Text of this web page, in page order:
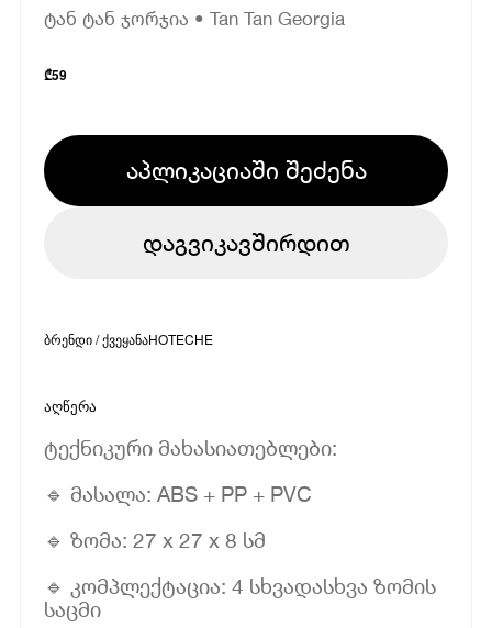
ტან ტან ჯორჯია • Tan Tan Georgia
₾59
აპლიკაციაში შეძენა
დაგვიკავშირდით
ბრენდი / ქვეყანაHOTECHE
აღწერა
ტექნიკური მახასიათებლები:
🔹 მასალა: ABS + PP + PVC
🔹 ზომა: 27 x 27 x 8 სმ
🔹 კომპლექტაცია: 4 სხვადასხვა ზომის
საცმი